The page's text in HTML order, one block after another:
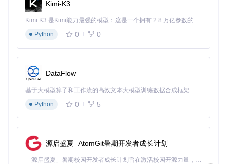
部署步骤：
git clone
source
# venv\Scripts\activate  # Windows
# 安装依赖包
执行主程序启动备份流程：
Kimi-K3
Kimi K3 是Kimi能力最强的模型：这是一个拥有 2.8 万亿参数的混合专家（MoE）模型，具备原生视觉理解能力，并支持 100 万 token 的上下文窗口。
Python
0 0
DataFlow
基于大模型算子和工作流的高效文本大模型训练数据合成框架
Python
0 5
源启盛夏_AtomGit暑期开发者成长计划
「源启盛夏」暑期校园开发者成长计划旨在激活校园开源力量，通过积分激励、认证扶持、资源倾斜等形式，引导高校组织和开发者完成「入驻 — 建项目 — 做贡献 — 获认证 — 得资源」的完整闭环。无论你是想带领社团入驻平台的组织者，还是希望用代码贡献证明自己的开发者，都能在这里找到属于你的成长路径。